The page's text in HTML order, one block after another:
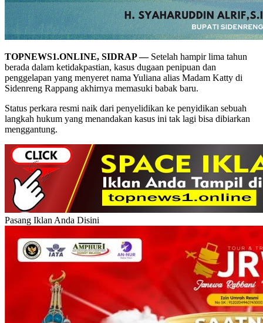
TOPNEWS1.ONLINE, SIDRAP —Setelah hampir lima tahun
berada dalam ketidakpastian, kasus dugaan penipuan dan
penggelapan yang menyeret nama Yuliana alias Madam Katty di
Sidenreng Rappang akhirnya memasuki babak baru.
Status perkara resmi naik dari penyelidikan ke penyidikan sebuah
langkah hukum yang menandakan kasus ini tak lagi bisa dibiarkan
menggantung.
Pasang Iklan Anda Disini